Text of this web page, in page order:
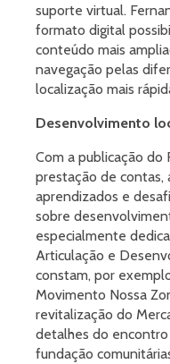
suporte virtual.
formato digital
conteúdo mais
navegação pelas
localização mais
Desenvolvimento
Com a publicação
prestação de contas,
aprendizados e
sobre
especialmente
Articulação e
constam, por
Movimento Nossa
revitalização do
detalhes do
fundação